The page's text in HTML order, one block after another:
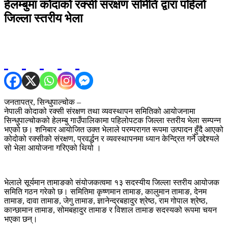
हेलम्बुमा कोदाको रक्सी संरक्षण समिति द्वारा पहिलो
जिल्ला स्तरीय भेला
जनतापत्र, सिन्धुपाल्चोक –
नेपाली कोदाको रक्सी संरक्षण तथा व्यवस्थापन समितिको आयोजनामा
सिन्धुपाल्चोकको हेलम्बु गाउँपालिकामा पहिलोपटक जिल्ला स्तरीय भेला सम्पन्न
भएको छ। शनिबार आयोजित उक्त भेलाले परम्परागत रूपमा उत्पादन हुँदै आएको
कोदोको रक्सीको संरक्षण, प्रवर्द्धन र व्यवस्थापनमा ध्यान केन्द्रित गर्ने उद्देश्यले
सो भेला आयोजना गरिएको थियो ।
भेलाले सूर्यमान तामाङको संयोजकत्वमा १३ सदस्यीय जिल्ला स्तरीय आयोजक
समिति गठन गरेको छ। समितिमा कृष्णमान तामाङ, कालुमान तामाङ, देनम
तामाङ, दावा तामाङ, जेगु तामाङ, ज्ञानेन्द्रबहादुर श्रेष्ठ, राम गोपाल श्रेष्ठ,
कान्छामान तामाङ, सोमबहादुर तामाङ र विशाल तामाङ सदस्यको रूपमा चयन
भएका छन्।